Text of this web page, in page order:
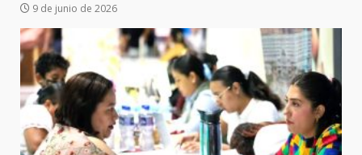
9 de junio de 2026